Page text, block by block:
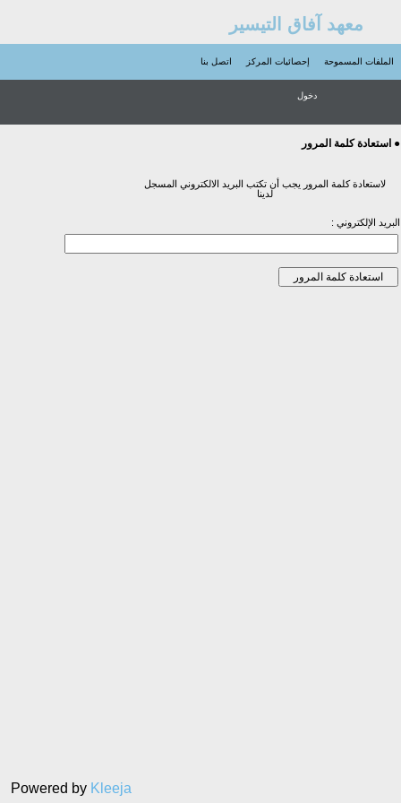
Powered by Kleeja
معهد آفاق التيسير
الملفات المسموحة إحصائيات المركز اتصل بنا
دخول
● استعادة كلمة المرور
لاستعادة كلمة المرور يجب أن تكتب البريد الالكتروني المسجل
لدينا
البريد الإلكتروني :